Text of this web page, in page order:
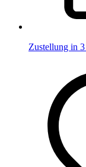
Zustellung in